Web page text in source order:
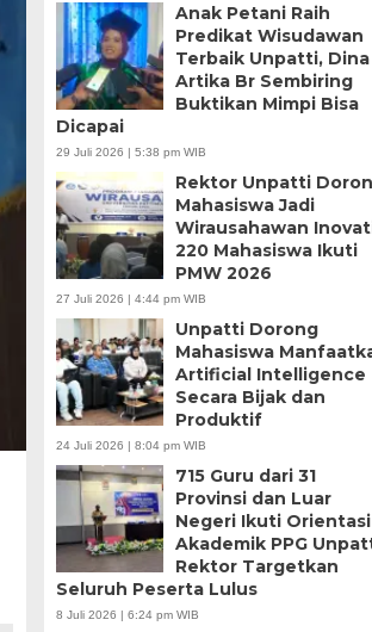
Anak Petani Raih
Predikat Wisudawan
Terbaik Unpatti, Dina
Artika Br Sembiring
Buktikan Mimpi Bisa
Dicapai
29 Juli 2026 | 5:38 pm WIB
Rektor Unpatti
Mahasiswa Jadi
Wirausahawan
220 Mahasiswa Ikuti
PMW 2026
27 Juli 2026 | 4:44 pm WIB
Unpatti Dorong
Mahasiswa
Artificial Intelligence
Secara Bijak dan
Produktif
24 Juli 2026 | 8:04 pm WIB
715 Guru dari 31
Provinsi dan Luar
Negeri Ikuti Orientasi
Akademik PPG
Rektor Targetkan
Seluruh Peserta Lulus
8 Juli 2026 | 6:24 pm WIB